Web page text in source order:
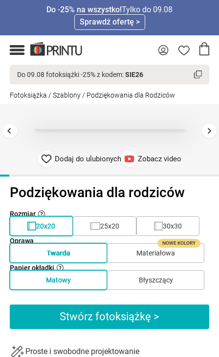
Do -25% na wszystko!Tylko do 09.08
Sprawdź ofertę >
Do 09.08 fotoksiążki -25% z kodem:SIE26
Fotoksiążka / Szablony / Podziękowania dla Rodziców
Dodaj do ulubionych Zobacz video
Podziękowania dla rodziców
Rozmiar
20x20
25x20
30x30
Oprawa
Twarda
Materiałowa
NOWE KOLORY
Papier okładki
Matowy
Błyszczący
Stwórz fotoksiążkę >
Proste i swobodne projektowanie